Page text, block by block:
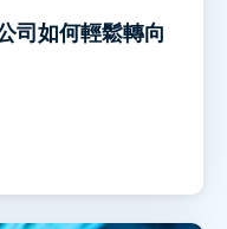
司如何輕鬆轉向